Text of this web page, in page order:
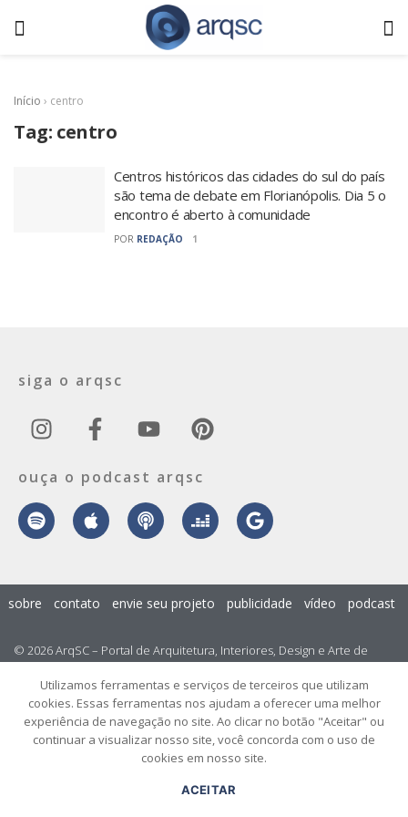
Início › centro
Tag: centro
Centros históricos das cidades do sul do país
são tema de debate em Florianópolis. Dia 5 o
encontro é aberto à comunidade
POR REDAÇÃO 1
siga o arqsc
ouça o podcast arqsc
© 2026 ArqSC – Portal de Arquitetura, Interiores, Design e Arte de
sobre contato envie seu projeto publicidade vídeo podcast
Utilizamos ferramentas e serviços de terceiros que utilizam
cookies. Essas ferramentas nos ajudam a oferecer uma melhor
experiência de navegação no site. Ao clicar no botão "Aceitar" ou
continuar a visualizar nosso site, você concorda com o uso de
cookies em nosso site.
ACEITAR